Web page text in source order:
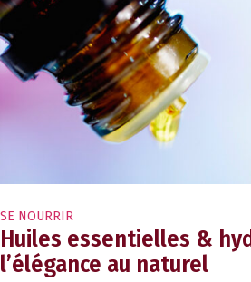
SE NOURRIR
Huiles essentielles &
l’élégance au naturel